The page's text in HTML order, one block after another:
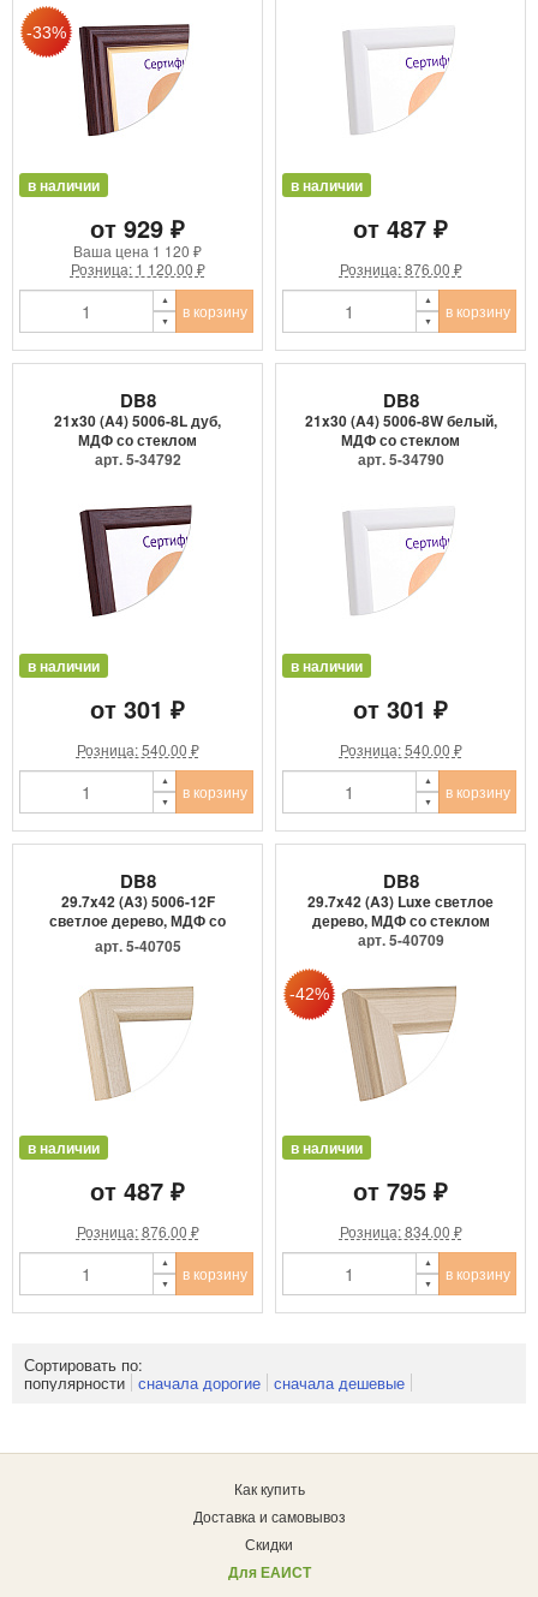
в наличии
от 929 ₽
Ваша цена 1 120 ₽
Розница: 1 120.00 ₽
в корзину
в наличии
от 487 ₽
Розница: 876.00 ₽
в корзину
DB8
21x30 (A4) 5006-8L дуб,
МДФ со стеклом
арт. 5-34792
в наличии
от 301 ₽
Розница: 540.00 ₽
в корзину
DB8
21x30 (A4) 5006-8W белый,
МДФ со стеклом
арт. 5-34790
в наличии
от 301 ₽
Розница: 540.00 ₽
в корзину
DB8
29.7x42 (A3) 5006-12F
светлое дерево, МДФ со
сте...
арт. 5-40705
в наличии
от 487 ₽
Розница: 876.00 ₽
в корзину
DB8
29.7x42 (A3) Luxe светлое
дерево, МДФ со стеклом
арт. 5-40709
в наличии
от 795 ₽
Розница: 834.00 ₽
в корзину
Сортировать по:
популярности сначала дорогие сначала дешевые
Как купить
Доставка и самовывоз
Скидки
Для ЕАИСТ